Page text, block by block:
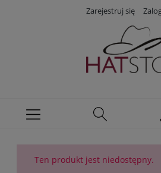
Zarejestruj się
Ten produkt jest niedostępny.